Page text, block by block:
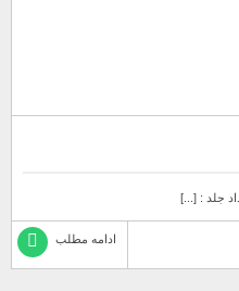
ادامه مطلب